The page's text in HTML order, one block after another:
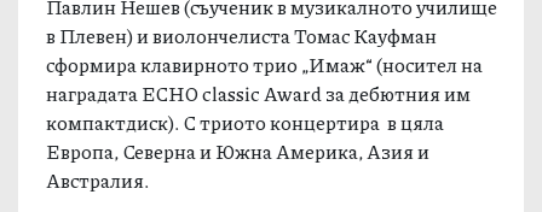
Павлин Нешев (съученик в музикалното училище
в Плевен) и виолончелиста Томас Кауфман
сформира клавирното трио „Имаж“ (носител на
наградата ECHO classic Award за дебютния им
компактдиск). С триото концертира в цяла
Европа, Северна и Южна Америка, Азия и
Австралия.